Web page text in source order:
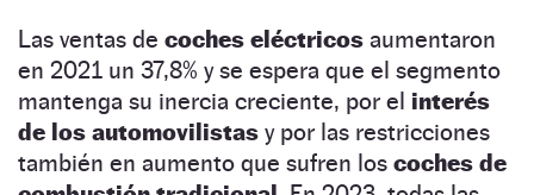
Las ventas de coches eléctricos aumentaron
en 2021 un 37,8% y se espera que el segmento
mantenga su inercia creciente, por el interés
de los automovilistas y por las restricciones
también en aumento que sufren los coches de